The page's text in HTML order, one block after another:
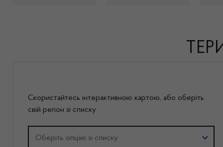
Скористайтесь інтерактивною картою, або оберiть
свій регіон зі списку
Оберіть опцію зі списку